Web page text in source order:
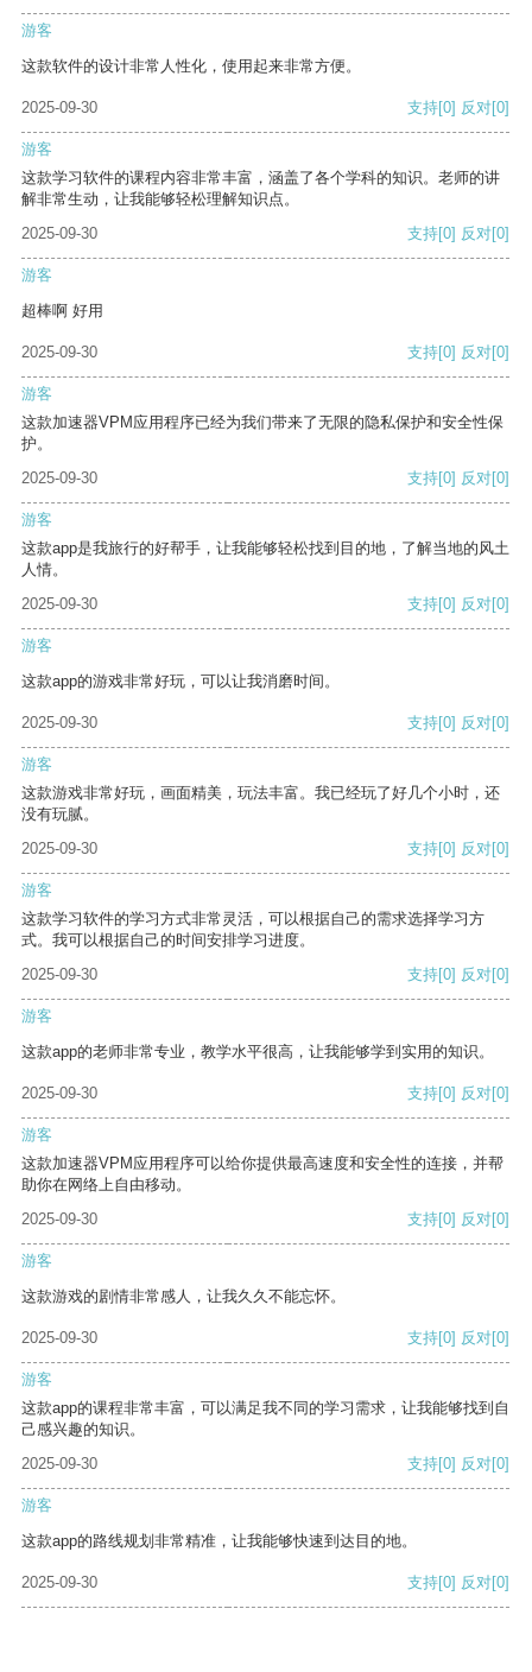
游客
这款软件的设计非常人性化，使用起来非常方便。
2025-09-30 支持[0] 反对[0]
游客
这款学习软件的课程内容非常丰富，涵盖了各个学科的知识。老师的讲
解非常生动，让我能够轻松理解知识点。
2025-09-30
支持[0] 反对[0]
游客
超棒啊 好用
2025-09-30 支持[0] 反对[0]
游客
这款加速器VPM应用程序已经为我们带来了无限的隐私保护和安全性保
护。
2025-09-30
支持[0] 反对[0]
游客
这款app是我旅行的好帮手，让我能够轻松找到目的地，了解当地的风土
人情。
2025-09-30
支持[0] 反对[0]
游客
这款app的游戏非常好玩，可以让我消磨时间。
2025-09-30 支持[0] 反对[0]
游客
这款游戏非常好玩，画面精美，玩法丰富。我已经玩了好几个小时，还
没有玩腻。
2025-09-30
支持[0] 反对[0]
游客
这款学习软件的学习方式非常灵活，可以根据自己的需求选择学习方
式。我可以根据自己的时间安排学习进度。
2025-09-30
支持[0] 反对[0]
游客
这款app的老师非常专业，教学水平很高，让我能够学到实用的知识。
2025-09-30 支持[0] 反对[0]
游客
这款加速器VPM应用程序可以给你提供最高速度和安全性的连接，并帮
助你在网络上自由移动。
2025-09-30
支持[0] 反对[0]
游客
这款游戏的剧情非常感人，让我久久不能忘怀。
2025-09-30 支持[0] 反对[0]
游客
这款app的课程非常丰富，可以满足我不同的学习需求，让我能够找到自
己感兴趣的知识。
2025-09-30
支持[0] 反对[0]
游客
这款app的路线规划非常精准，让我能够快速到达目的地。
2025-09-30 支持[0] 反对[0]